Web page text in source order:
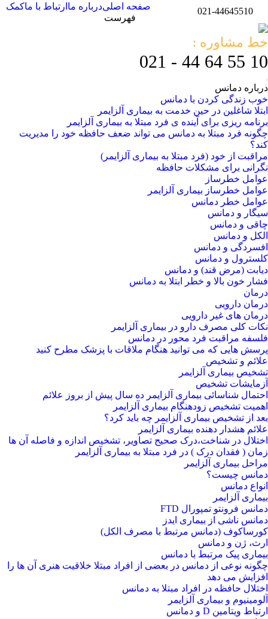
021-44645510
صفحه اصلیدرباره ما ارتباط با ماکمک
فهرست
خط مشاوره :
10 55 64 44 - 021
درباره دمانس
خوب زندگی کردن با دمانس
ابتلا شاغلین در حین خدمت به بیماری آلزایمر
برنامه ریزی برای آینده ی فرد مبتلا به بیماری آلزایمر
چگونه فرد مبتلا به دمانس می تواند ضعف حافظه خود را مدیریت
کند؟
مراقبت از خود (فرد مبتلا به بیماری آلزایمر)
نگرانی برای مشکلات حافظه
عوامل خطرساز
عوامل خطرساز بیماری آلزایمر
عوامل خطر دمانس
سیگار و دمانس
چاقی و دمانس
الکل و دمانس
افسردگی و دمانس
کلسترول و دمانس
دیابت (مرض قند) و دمانس
فشار خون بالا و خطر ابتلا به دمانس
درمان
درمان دارویی
درمان های غیر دارویی
نکات کلی مصرف دارو در بیماری آلزایمر
فلسفه مراقبت فرد محور در دمانس
پرسش هایی که می توانید هنگام ملاقات با پزشک مطرح کنید
علائم و تشخیص
تشخیص بیماری آلزایمر
آزمایشات تشخیص
احتمال شناسائی بیماری آلزایمر ده سال پیش از بروز علائم
اهمیت تشخیص زودهنگام بیماری آلزایمر
بعد از تشخیص بیماری آلزایمر چه باید کرد؟
علائم هشدار دهنده بیماری آلزایمر
اختلال در شناخت،درک صحیح تصاویر، تشخیص اندازه و فاصله آن ها
زمان ( فقدان درک ) در فرد مبتلا به بیماری آلزایمر
مراحل بیماری آلزایمر
دمانس چیست؟
انواع دمانس
بیماری آلزایمر
دمانس فرونتو تمپورال FTD
دمانس ناشی از بیماری ایدز
کورساکوف (دمانس مرتبط با مصرف الکل)
ارث، ژن و دمانس
بیماری پیک مرتبط با دمانس
چگونه نوعی از دمانس در بعضی از افراد مبتلا خلاقیت هنری آن ها را
افزایش می دهد
اختلال حافظه در افراد مبتلا به دمانس
آلومینیوم و بیماری آلزایمر
ارتباط ویتامین D و دمانس